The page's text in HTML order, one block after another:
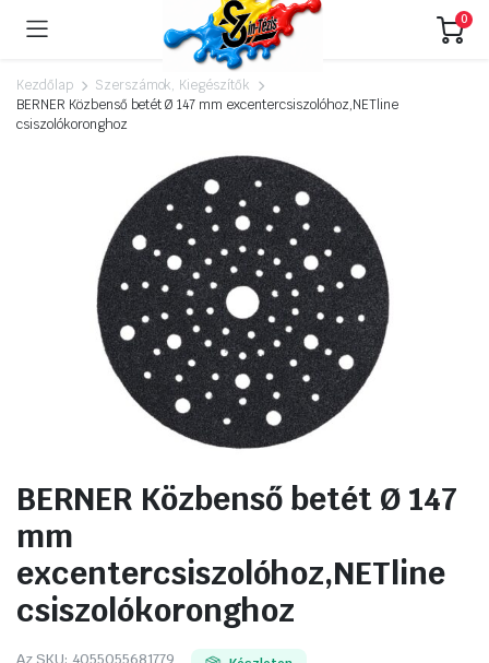
0
Kezdőlap
Szerszámok, Kiegészítők
BERNER Közbenső betét Ø 147 mm excentercsiszolóhoz,NETline
csiszolókoronghoz
BERNER Közbenső betét Ø 147
mm
excentercsiszolóhoz,NETline
csiszolókoronghoz